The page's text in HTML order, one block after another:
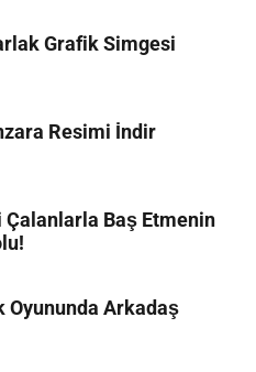
Grafik Simgesi
Resimi İndir
Baş Etmenin
Oyununda Arkadaş